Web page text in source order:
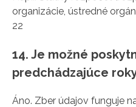
organizácie, ústredné
22
14. Je možné
predchádzajúce
Áno. Zber údajov funguje